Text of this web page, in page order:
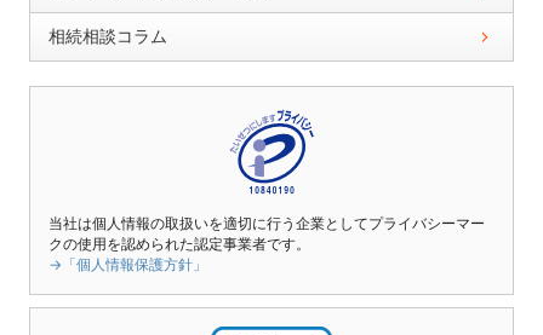
相続相談コラム
当社は個人情報の取扱いを適切に行う企業としてプライバシーマー
クの使用を認められた認定事業者です。
→「個人情報保護方針」